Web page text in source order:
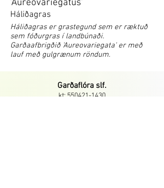
Háliðagras
'Aureovariegatus'
Háliðagras er grastegund sem er ræktuð
sem fóðurgras í landbúnaði.
Garðaafbrigðið 'Aureovariegata' er með
lauf með gulgrænum röndum.
Garðaflóra slf.
kt: 550421-1430